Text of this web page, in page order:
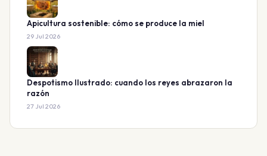
Apicultura sostenible: cómo se produce la miel
29 Jul 2026
Despotismo Ilustrado: cuando los reyes abrazaron la
razón
27 Jul 2026